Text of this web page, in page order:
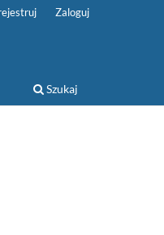
Szukaj
Zaloguj